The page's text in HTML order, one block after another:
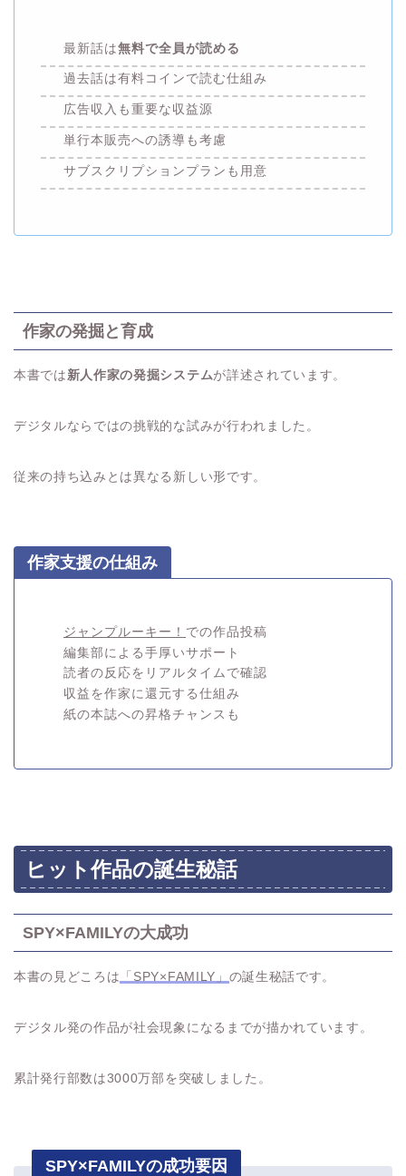
最新話は無料で全員が読める
過去話は有料コインで読む仕組み
広告収入も重要な収益源
単行本販売への誘導も考慮
サブスクリプションプランも用意
作家の発掘と育成
本書では 新人作家の発掘システムが詳述されています。
デジタルならではの挑戦的な試みが行われました。
従来の持ち込みとは異なる新しい形です。
作家支援の仕組み
ジャンプルーキー！ での作品投稿
編集部による手厚いサポート
読者の反応をリアルタイムで確認
収益を作家に還元する仕組み
紙の本誌への昇格チャンスも
ヒット作品の誕生秘話
SPY×FAMILYの大成功
本書の見どころは 「SPY×FAMILY」 の誕生秘話です。
デジタル発の作品が社会現象になるまでが描かれています。
累計発行部数は3000万部を突破しました。
SPY×FAMILYの成功要因